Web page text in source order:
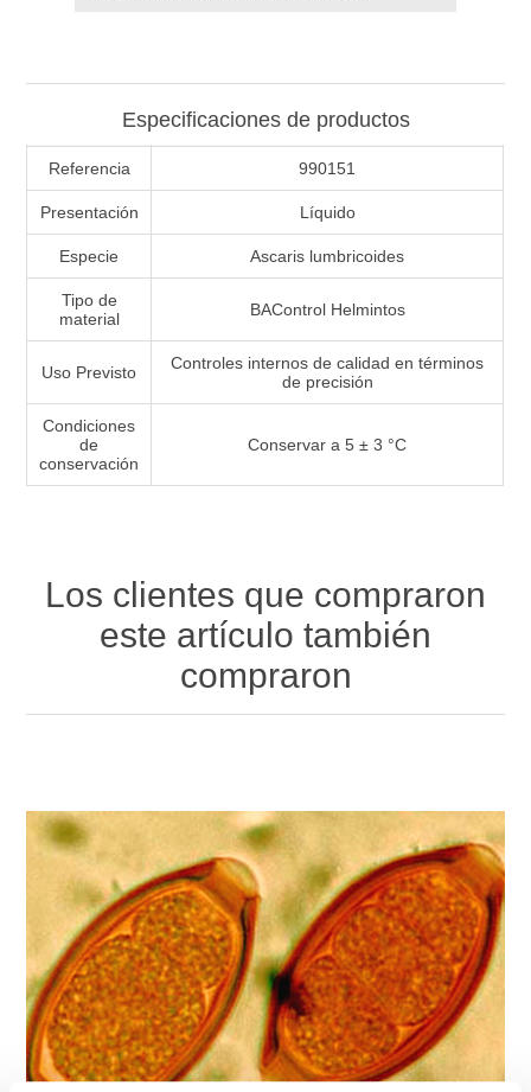
Especificaciones de productos
Referencia 990151
Presentación Líquido
Especie Ascaris lumbricoides
Tipo de
material
BAControl Helmintos
Uso Previsto
Controles internos de calidad en términos
de precisión
Condiciones
de
conservación
Conservar a 5 ± 3 °C
Los clientes que compraron
este artículo también
compraron